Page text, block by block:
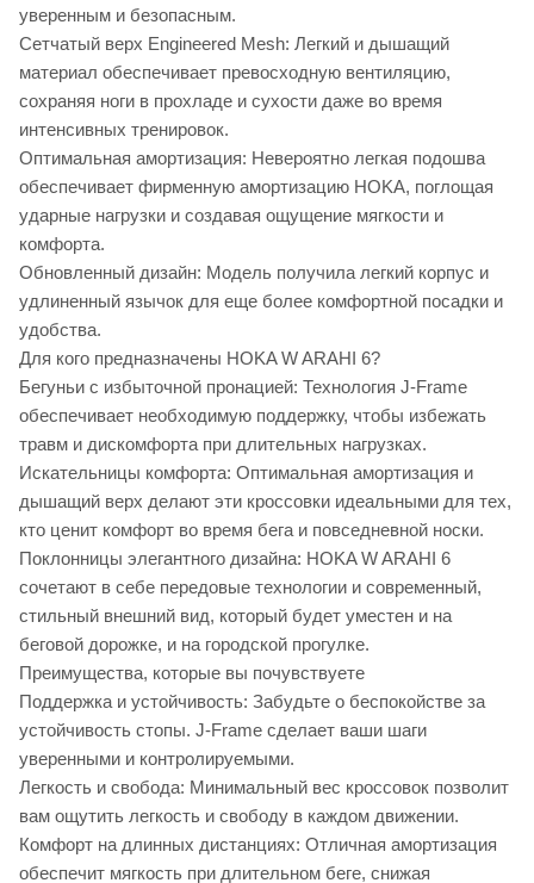
уверенным и безопасным.
Сетчатый верх Engineered Mesh: Легкий и дышащий
материал обеспечивает превосходную вентиляцию,
сохраняя ноги в прохладе и сухости даже во время
интенсивных тренировок.
Оптимальная амортизация: Невероятно легкая подошва
обеспечивает фирменную амортизацию HOKA, поглощая
ударные нагрузки и создавая ощущение мягкости и
комфорта.
Обновленный дизайн: Модель получила легкий корпус и
удлиненный язычок для еще более комфортной посадки и
удобства.
Для кого предназначены HOKA W ARAHI 6?
Бегуньи с избыточной пронацией: Технология J-Frame
обеспечивает необходимую поддержку, чтобы избежать
травм и дискомфорта при длительных нагрузках.
Искательницы комфорта: Оптимальная амортизация и
дышащий верх делают эти кроссовки идеальными для тех,
кто ценит комфорт во время бега и повседневной носки.
Поклонницы элегантного дизайна: HOKA W ARAHI 6
сочетают в себе передовые технологии и современный,
стильный внешний вид, который будет уместен и на
беговой дорожке, и на городской прогулке.
Преимущества, которые вы почувствуете
Поддержка и устойчивость: Забудьте о беспокойстве за
устойчивость стопы. J-Frame сделает ваши шаги
уверенными и контролируемыми.
Легкость и свобода: Минимальный вес кроссовок позволит
вам ощутить легкость и свободу в каждом движении.
Комфорт на длинных дистанциях: Отличная амортизация
обеспечит мягкость при длительном беге, снижая